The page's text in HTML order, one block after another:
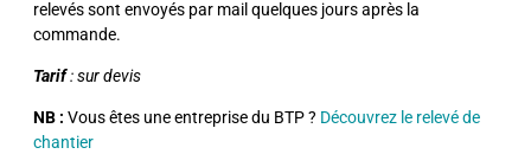
relevés sont envoyés par mail quelques jours après la
commande.
Tarif: sur devis
NB : Vous êtes une entreprise du BTP ? Découvrez le relevé de
chantier